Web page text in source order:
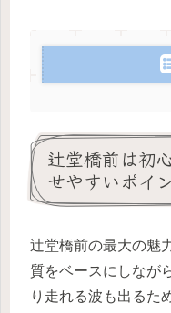
辻堂橋前は初
せやすいポイ
辻堂橋前の最大の魅
質をベースにしなが
り走れる波も出るた